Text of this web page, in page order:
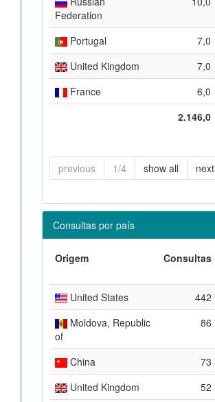
Federation
Portugal 7,0
United Kingdom
7,0
France
6,0
2.146,0
previous 1/4 show all next
Consultas por país
Origem Consultas
United States
442
Moldova, Republic
of
86
China 73
United Kingdom
52